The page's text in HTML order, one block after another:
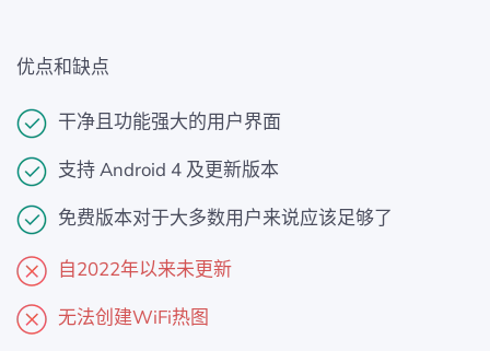
优点和缺点
干净且功能强大的用户界面
支持 Android 4 及更新版本
免费版本对于大多数用户来说应该足够了
自2022年以来未更新
无法创建WiFi热图